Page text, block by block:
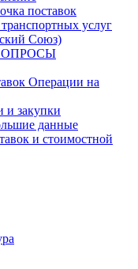
поставок
услуг
Союз)
Операции на
и закупки
данные
и стоимостной